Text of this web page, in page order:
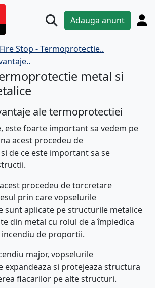
Adauga anunt
Fire Stop - Termoprotectie..
metal si
ale termoprotectiei
este foarte important sa vedem pe
acest procedeu de
de ce este important sa se
procedeu de torcretare
prin care vopselurile
sunt aplicate pe structurile metalice
din metal cu rolul de a împiedica
de proportii.
major, vopselurile
expandeaza si protejeaza structura
flacarilor pe alte structuri.